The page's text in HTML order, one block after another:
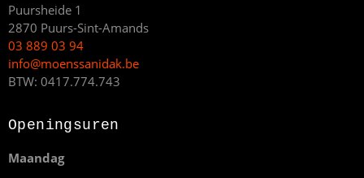
Puursheide 1
2870 Puurs-Sint-Amands
03 889 03 94
info@moenssanidak.be
BTW: 0417.774.743
Openingsuren
Maandag